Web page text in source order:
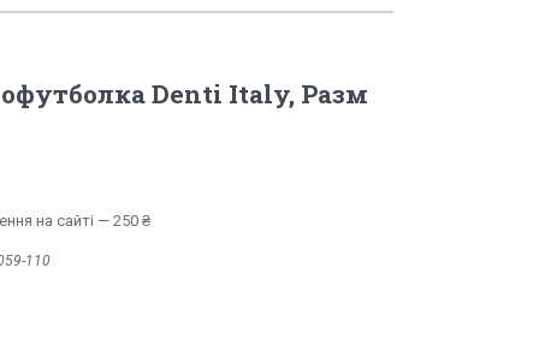
Denti Italy, Разм
на сайті — 250 ₴
110